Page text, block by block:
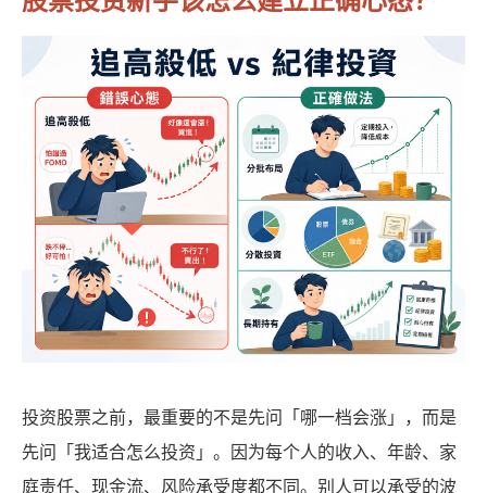
投资股票之前，最重要的不是先问「哪一档会涨」，而是
先问「我适合怎么投资」。因为每个人的收入、年龄、家
庭责任、现金流、风险承受度都不同。别人可以承受的波